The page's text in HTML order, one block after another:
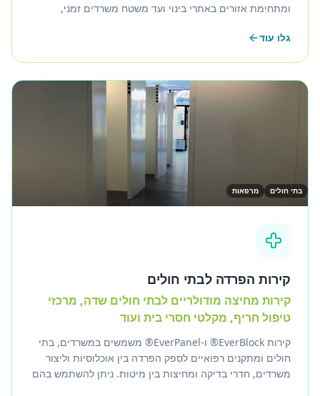
ומתחימת אזורים באתרי בינוי ועד משטח משרדים זמני,
יעילים יותר.
גלו עוד
בתי חולים מרפאות
קירות הפרדה לבתי חולים
קירות מחיצה מודולריים לבתי חולים שדה, מרכזי
טיפול חריף, מקלטי חסרי בית ועוד
קירות EverBlock® ו-EverPanel® משמשים במשרדים, בתי
חולים ומתקנים רפואיים לספק הפרדה בין אוכלוסיות וליצור
משרדים, חדרי בדיקה ומחיצות בין מיטות. ניתן להשתמש בהם